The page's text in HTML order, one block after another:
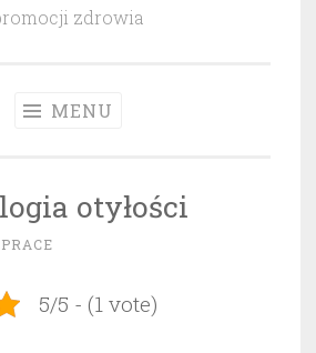
zdrowia
MENU
otyłości
PRACE
5/5 - (1 vote)